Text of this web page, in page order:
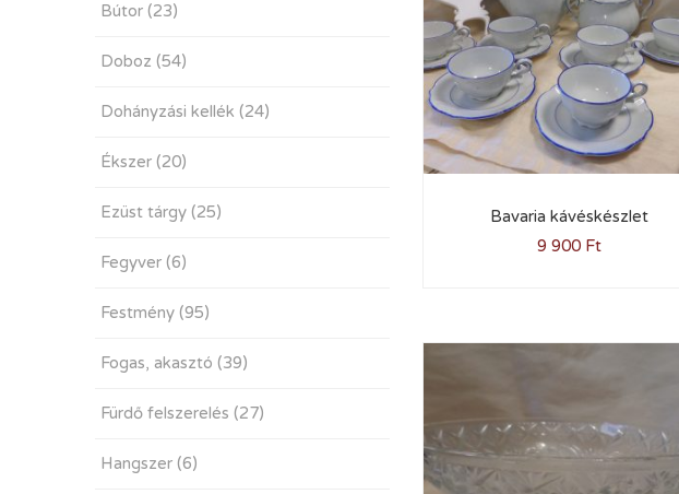
Bútor (23)
Doboz (54)
Dohányzási kellék (24)
Ékszer (20)
Ezüst tárgy (25)
Fegyver (6)
Festmény (95)
Fogas, akasztó (39)
Fürdő felszerelés (27)
Hangszer (6)
Bavaria kávéskészlet
9 900 Ft